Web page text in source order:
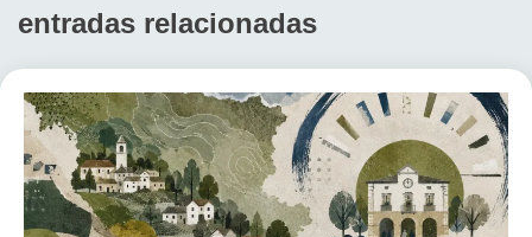
entradas relacionadas